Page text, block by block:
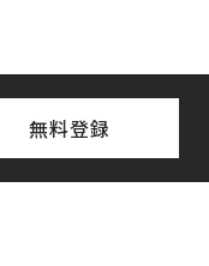
無料登録